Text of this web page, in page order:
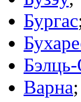
Бургас
Варна;